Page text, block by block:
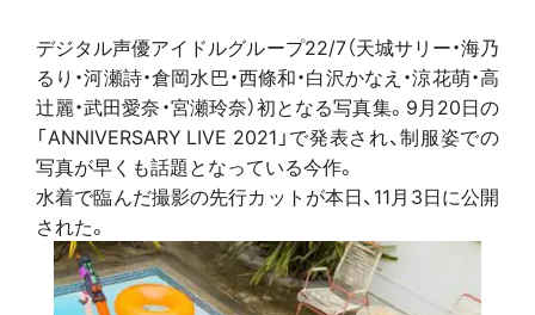
デジタル声優アイドルグループ22/7（天城サリー・海乃
るり・河瀬詩・倉岡水巴・西條和・白沢かなえ・涼花萌・高
辻麗・武田愛奈・宮瀬玲奈）初となる写真集。9月20日の
「ANNIVERSARY LIVE 2021」で発表され、制服姿での
写真が早くも話題となっている今作。
水着で臨んだ撮影の先行カットが本日、11月3日に公開
された。